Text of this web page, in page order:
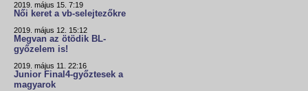
2019. május 15. 7:19
Női keret a vb-selejtezőkre
2019. május 12. 15:12
Megvan az ötödik BL-
győzelem is!
2019. május 11. 22:16
Junior Final4-győztesek a
magyarok